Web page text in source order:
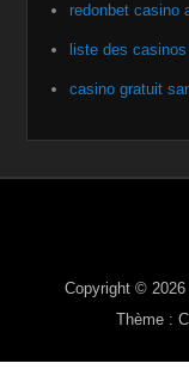
redonbet casino
liste des
casino gratuit
Copyright © 2026
Thème :